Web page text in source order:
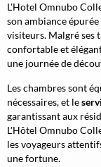
L'Hotel Omnubo
son ambiance
visiteurs. Malgré ses
confortable et
une journée de
Les chambres sont
nécessaires, et le
garantissant aux
L'Hôtel Omnubo
les voyageurs
une fortune.